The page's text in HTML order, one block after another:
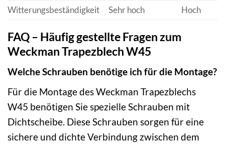
Witterungsbeständigkeit Sehr hoch Hoch
FAQ – Häufig gestellte Fragen zum
Weckman Trapezblech W45
Welche Schrauben benötige ich für die Montage?
Für die Montage des Weckman Trapezblechs
W45 benötigen Sie spezielle Schrauben mit
Dichtscheibe. Diese Schrauben sorgen für eine
sichere und dichte Verbindung zwischen dem